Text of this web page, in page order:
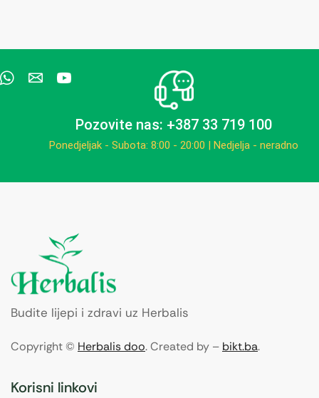
Pozovite nas: +387 33 719 100
Ponedjeljak - Subota: 8:00 - 20:00 | Nedjelja - neradno
Budite lijepi i zdravi uz Herbalis
Copyright © Herbalis doo. Created by – bikt.ba.
Korisni linkovi